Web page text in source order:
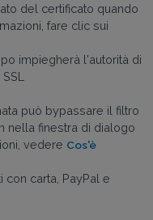
del certificato quando
fare clic sui
impiegherà l'autorità di
può bypassare il filtro
nella finestra di dialogo
vedere Cos'è
carta, PayPal e